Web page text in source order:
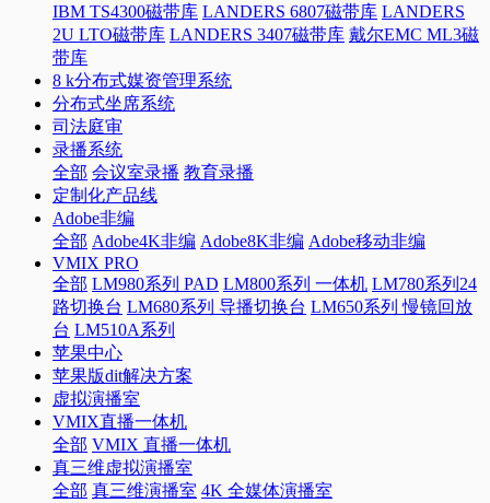
IBM TS4300磁带库 LANDERS 6807磁带库 LANDERS
2U LTO磁带库 LANDERS 3407磁带库 戴尔EMC ML3磁
带库
8 k分布式媒资管理系统
分布式坐席系统
司法庭审
录播系统
全部 会议室录播 教育录播
定制化产品线
Adobe非编
全部 Adobe4K非编 Adobe8K非编 Adobe移动非编
VMIX PRO
全部 LM980系列 PAD LM800系列 一体机 LM780系列24
路切换台 LM680系列 导播切换台 LM650系列 慢镜回放
台 LM510A系列
苹果中心
苹果版dit解决方案
虚拟演播室
VMIX直播一体机
全部 VMIX 直播一体机
真三维虚拟演播室
全部 真三维演播室 4K 全媒体演播室